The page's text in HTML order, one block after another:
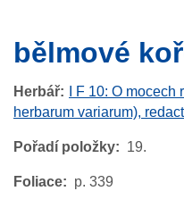
bělmové
Herbář
I F 10: O
herbarum variarum),
Pořadí položky 19.
Foliace p. 339